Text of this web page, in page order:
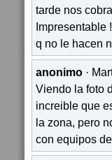
tarde nos
Impresentable
q no le hacen
anonimo ·
Viendo la foto
increible que
la zona, pero
con equipos